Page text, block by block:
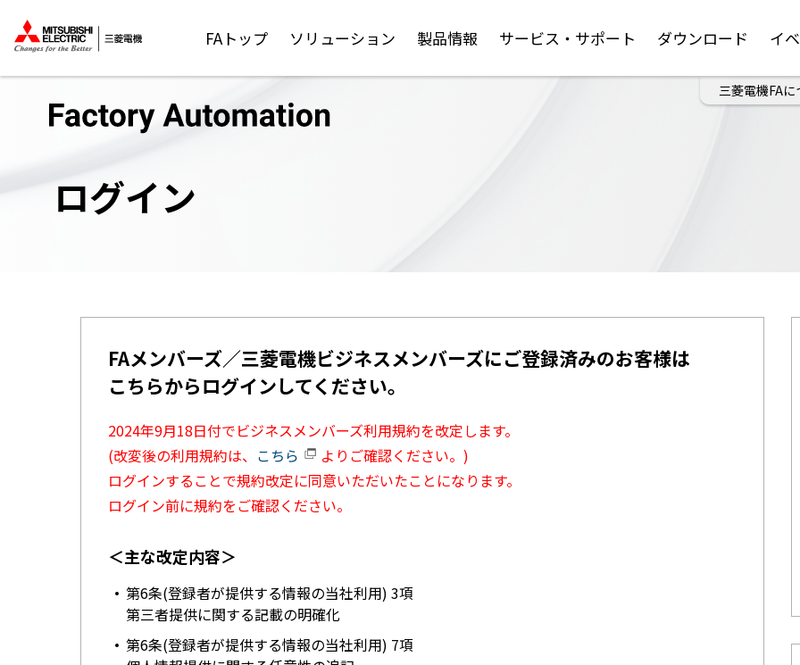
FAトップ ソリューション 製品情報 サービス・サポート ダウンロード イ
三菱電機FAに
ログイン
FAメンバーズ／三菱電機ビジネスメンバーズにご登録済みのお客様は
こちらからログインしてください。
2024年9月18日付でビジネスメンバーズ利用規約を改定します。
(改変後の利用規約は、 こちら
よりご確認ください。)
ログインすることで規約改定に同意いただいたことになります。
ログイン前に規約をご確認ください。
＜主な改定内容＞
第6条(登録者が提供する情報の当社利用) 3項
第三者提供に関する記載の明確化
第6条(登録者が提供する情報の当社利用) 7項